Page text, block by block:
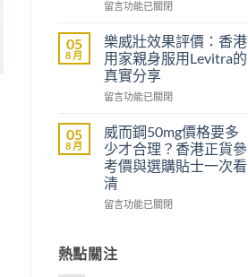
勃
延
時
配
方，
香
用
家
真
實
使
用
中
隻
一
文
比
較
Sidegra、
與
保
羅
紅
鑽〉
中
在
度
雙
效
片
哪
買
先
安
心？
香
港
親
身
留言功能已關閉
05
8 月
樂威壯效果評價：香港
用家親身服用Levitra的
真實分享
在
威
壯
效
果
評
價：
用
家
留言功能已關閉
05
8 月
威而鋼50mg價格要多
少才合理？香港正貨參
考價與選購貼士一次看
清
在
鋼
50mg
留言功能已關閉
熱點關注